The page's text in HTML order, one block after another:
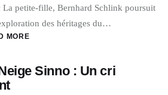
La petite-fille, Bernhard Schlink poursuit
des héritages du…
MORE
Sinno : Un cri